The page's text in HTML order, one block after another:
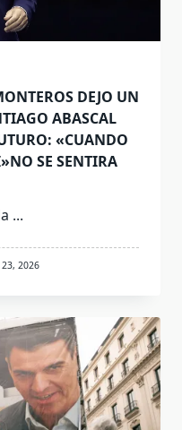
DEJO UN
ABASCAL
«CUANDO
SE SENTIRA
...
23, 2026